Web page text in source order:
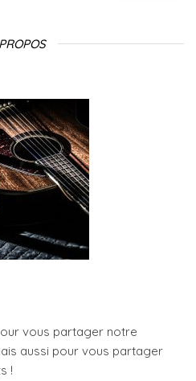
vous partager notre
aussi pour vous partager
!